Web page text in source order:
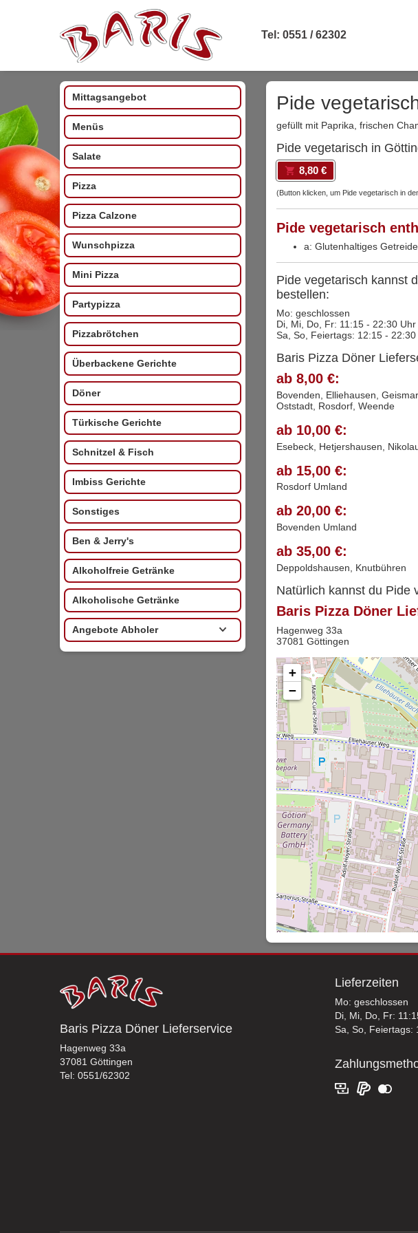
Tel: 0551 / 62302
Mittagsangebot
Menüs
Salate
Pizza
Pizza Calzone
Wunschpizza
Mini Pizza
Partypizza
Pizzabrötchen
Überbackene Gerichte
Döner
Türkische Gerichte
Schnitzel & Fisch
Imbiss Gerichte
Sonstiges
Ben & Jerry's
Alkoholfreie Getränke
Alkoholische Getränke
Angebote Abholer
Pide
gefüllt mit Paprika, frischen
Pide vegetarisch in
8,80 €
(Button klicken, um Pide vegetarisch in
Pide vegetarisch
a: Glutenhaltiges
Pide vegetarisch kannst
bestellen:
Mo: geschlossen
Di, Mi, Do, Fr: 11:15 - 22:30 Uhr
Sa, So, Feiertags: 12:15 - 22:30
Baris Pizza Döner
ab 8,00 €:
Bovenden, Elliehausen,
Oststadt, Rosdorf, Weende
ab 10,00 €:
Esebeck, Hetjershausen,
ab 15,00 €:
Rosdorf Umland
ab 20,00 €:
Bovenden Umland
ab 35,00 €:
Deppoldshausen, Knutbühren
Natürlich kannst du Pide
Baris Pizza Döner
Hagenweg 33a
37081 Göttingen
+
−
Baris Pizza Döner Lieferservice
Hagenweg 33a
37081 Göttingen
Tel: 0551/62302
Lieferzeiten
Mo: geschlossen
Di, Mi, Do, Fr:
Sa, So, Feiertags: